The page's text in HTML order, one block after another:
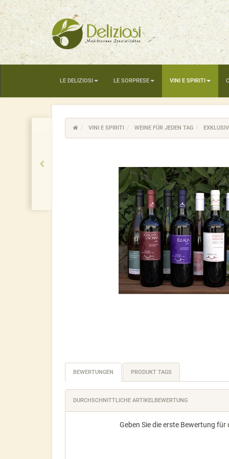
LE DELIZIOSI LE SORPRESE VINI E SPIRITI
VINI E SPIRITI WEINE FÜR JEDEN TAG
BEWERTUNGEN PRODUKT TAGS
DURCHSCHNITTLICHE ARTIKELBEWERTUNG
Geben Sie die erste Bewertung